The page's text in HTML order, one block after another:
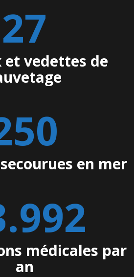
28
et vedettes de
en mer
médicales par
an